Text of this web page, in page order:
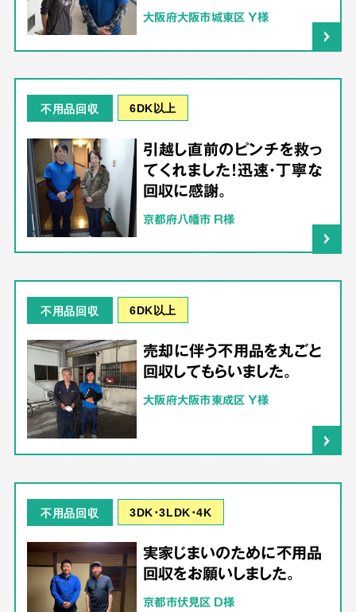
大阪府大阪市城東区 Y様
不用品回収 6DK以上
引越し直前のピンチを救っ
てくれました！迅速・丁寧な
回収に感謝。
京都府八幡市 R様
不用品回収 6DK以上
売却に伴う不用品を丸ごと
回収してもらいました。
大阪府大阪市東成区 Y様
不用品回収 3DK･3LDK･4K
実家じまいのために不用品
回収をお願いしました。
京都市伏見区 D様